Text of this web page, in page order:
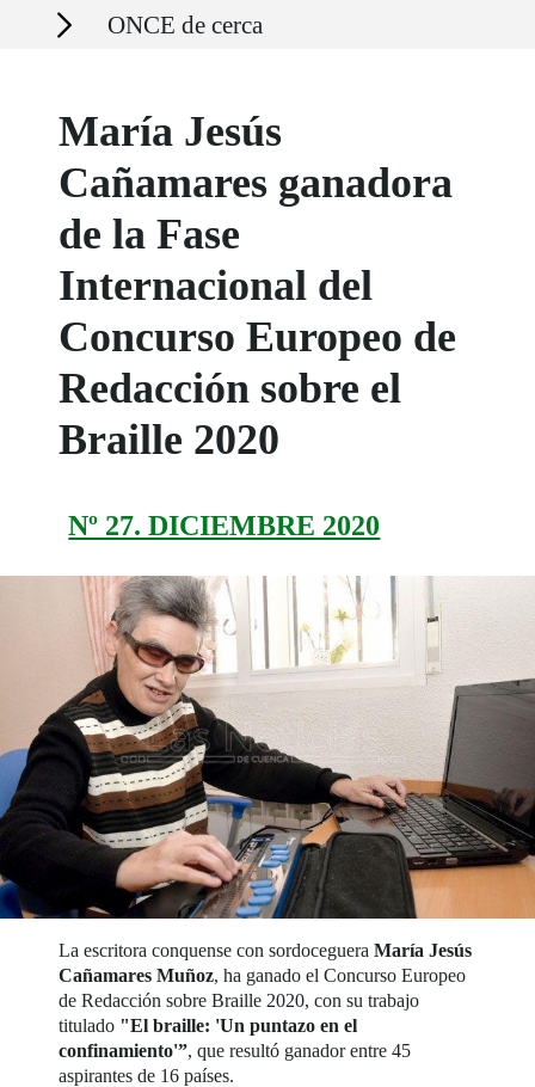
Secciones ONCE de cerca
María Jesús
Cañamares ganadora
de la Fase
Internacional del
Concurso Europeo de
Redacción sobre el
Braille 2020
Nº 27. DICIEMBRE 2020
La escritora conquense con sordocegueraMaría Jesús
Cañamares Muñoz, ha ganado el Concurso Europeo
de Redacción sobre Braille 2020, con su trabajo
titulado "El braille: 'Un puntazo en el
confinamiento'”, que resultó ganador entre 45
aspirantes de 16 países.